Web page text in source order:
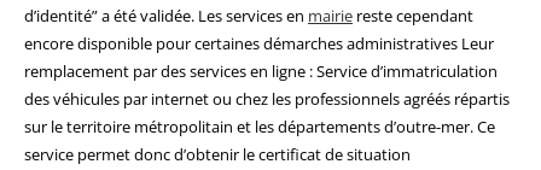
d’identité” a été validée. Les services en mairie reste cependant
encore disponible pour certaines démarches administratives Leur
remplacement par des services en ligne : Service d’immatriculation
des véhicules par internet ou chez les professionnels agréés répartis
sur le territoire métropolitain et les départements d’outre-mer. Ce
service permet donc d’obtenir le certificat de situation